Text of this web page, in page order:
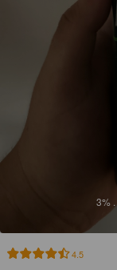
3% .
4.5